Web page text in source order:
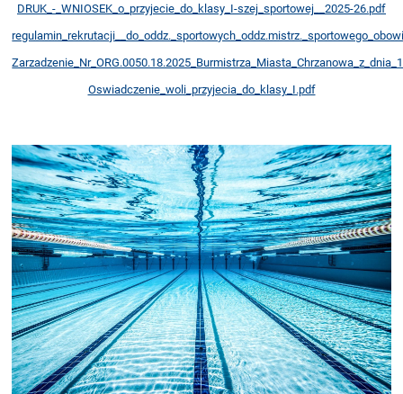
DRUK_-_WNIOSEK_o_przyjecie_do_klasy_I-szej_sportowej__2025-26.pdf
Oswiadczenie_woli_przyjecia_do_klasy_I.pdf